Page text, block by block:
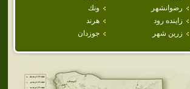
رضوانشهر
ونك
زاينده رود
هرند
زرين شهر
جوزدان